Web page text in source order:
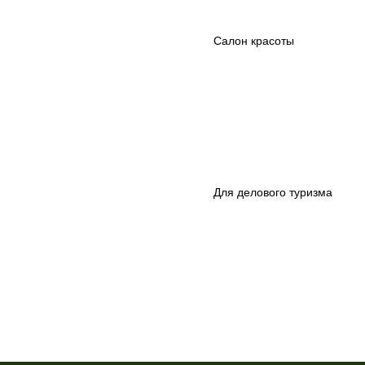
Салон красоты
Для делового туризма